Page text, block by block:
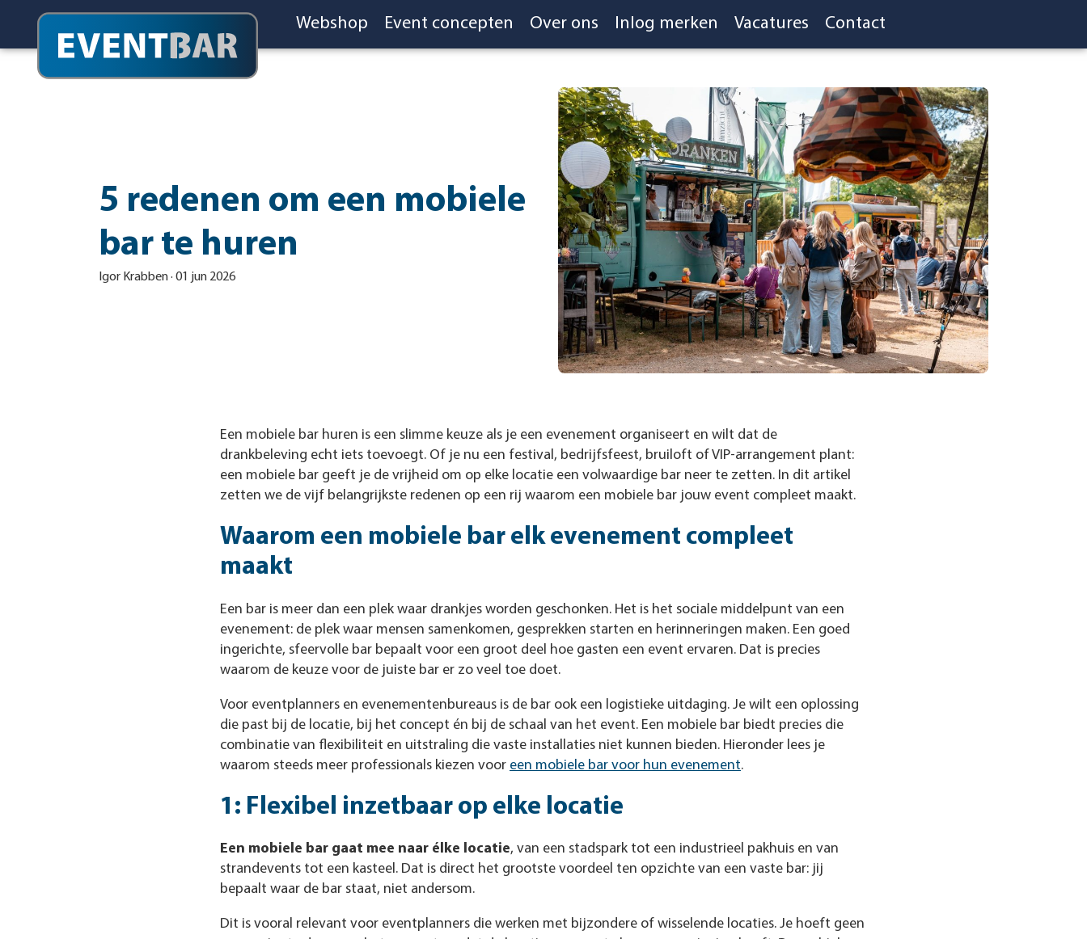
Webshop Event concepten Over ons Inlog merken Vacatures Contact
5 redenen om een mobiele
bar te huren
Igor Krabben· 01 jun 2026
Een mobiele bar huren is een slimme keuze als je een evenement organiseert en wilt dat de
drankbeleving echt iets toevoegt. Of je nu een festival, bedrijfsfeest, bruiloft of VIP-arrangement plant:
een mobiele bar geeft je de vrijheid om op elke locatie een volwaardige bar neer te zetten. In dit artikel
zetten we de vijf belangrijkste redenen op een rij waarom een mobiele bar jouw event compleet maakt.
Waarom een mobiele bar elk evenement compleet
maakt
Een bar is meer dan een plek waar drankjes worden geschonken. Het is het sociale middelpunt van een
evenement: de plek waar mensen samenkomen, gesprekken starten en herinneringen maken. Een goed
ingerichte, sfeervolle bar bepaalt voor een groot deel hoe gasten een event ervaren. Dat is precies
waarom de keuze voor de juiste bar er zo veel toe doet.
Voor eventplanners en evenementenbureaus is de bar ook een logistieke uitdaging. Je wilt een oplossing
die past bij de locatie, bij het concept én bij de schaal van het event. Een mobiele bar biedt precies die
combinatie van flexibiliteit en uitstraling die vaste installaties niet kunnen bieden. Hieronder lees je
waarom steeds meer professionals kiezen voor een mobiele bar voor hun evenement.
1: Flexibel inzetbaar op elke locatie
Een mobiele bar gaat mee naar élke locatie, van een stadspark tot een industrieel pakhuis en van
strandevents tot een kasteel. Dat is direct het grootste voordeel ten opzichte van een vaste bar: jij
bepaalt waar de bar staat, niet andersom.
Dit is vooral relevant voor eventplanners die werken met bijzondere of wisselende locaties. Je hoeft geen